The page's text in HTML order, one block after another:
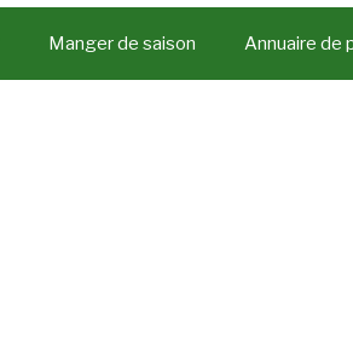
Manger de saison Annuaire de